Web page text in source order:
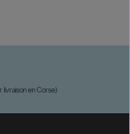
en Corse)